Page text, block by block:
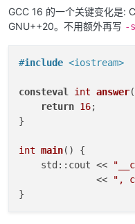
GCC 16 的一个关键变化是:
GNU++20。不用额外再写 -
#include <iostream>
consteval int answer
return 16;
}
int main()
{
    std::cout <<
              <<
",